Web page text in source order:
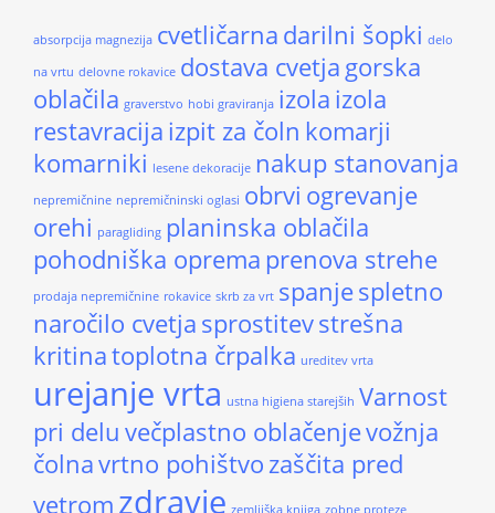
absorpcija magnezija cvetličarna darilni šopki delo
na vrtu delovne rokavice dostava cvetja gorska
oblačila graverstvo hobi graviranja izola izola
restavracija izpit za čoln komarji
komarniki lesene dekoracije nakup stanovanja
nepremičnine nepremičninski oglasi obrvi ogrevanje
orehi paragliding planinska oblačila
pohodniška oprema prenova strehe
prodaja nepremičnine rokavice skrb za vrt spanjespletno
naročilo cvetja sprostitevstrešna
kritinatoplotna črpalka ureditev vrta
urejanje vrta ustna higiena starejših Varnost
pri delu večplastno oblačenjevožnja
čolnavrtno pohištvo zaščita pred
vetrom zdravje zemljiška knjiga zobne proteze